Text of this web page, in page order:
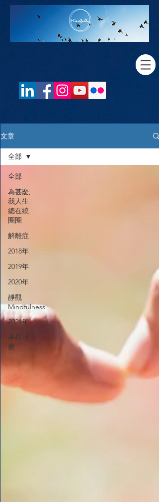
文章
全部
為甚麼,
我人生
總在繞
圈圈
解離症
2018年
2019年
2020年
靜觀
Mindfulness
2021年
基模治
療
全部